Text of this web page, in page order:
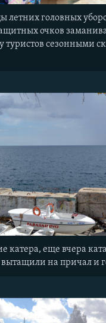
летних головных
очков
туристов сезонными
катера, еще вчера
на причал и